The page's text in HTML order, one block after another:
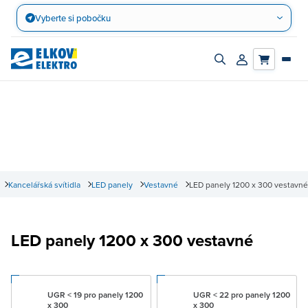
Přejít
obsah
Vyberte si pobočku
Zapnout/vypnout
Přihlásit/
LED panely 1200 x 300 vestavné
Vestavné
LED panely
Kancelářská svítidla
LED panely 1200 x 300 vestavné
UGR < 19 pro panely 1200
x 300
UGR < 22 pro panely 1200
x 300